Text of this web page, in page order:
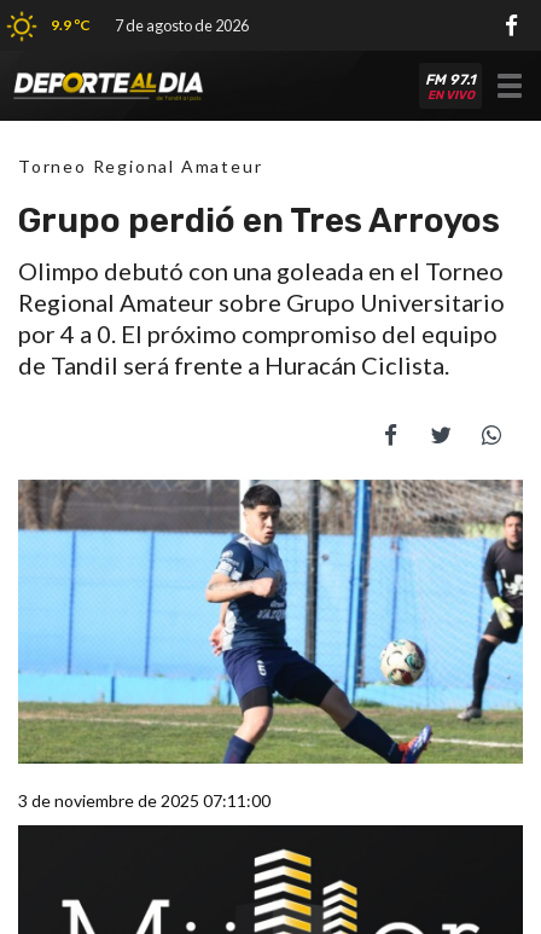
9.9 ºC 7 de agosto de 2026
FM 97.1
EN VIVO
Torneo Regional Amateur
Grupo perdió en Tres Arroyos
Olimpo debutó con una goleada en el Torneo
Regional Amateur sobre Grupo Universitario
por 4 a 0. El próximo compromiso del equipo
de Tandil será frente a Huracán Ciclista.
3 de noviembre de 2025 07:11:00